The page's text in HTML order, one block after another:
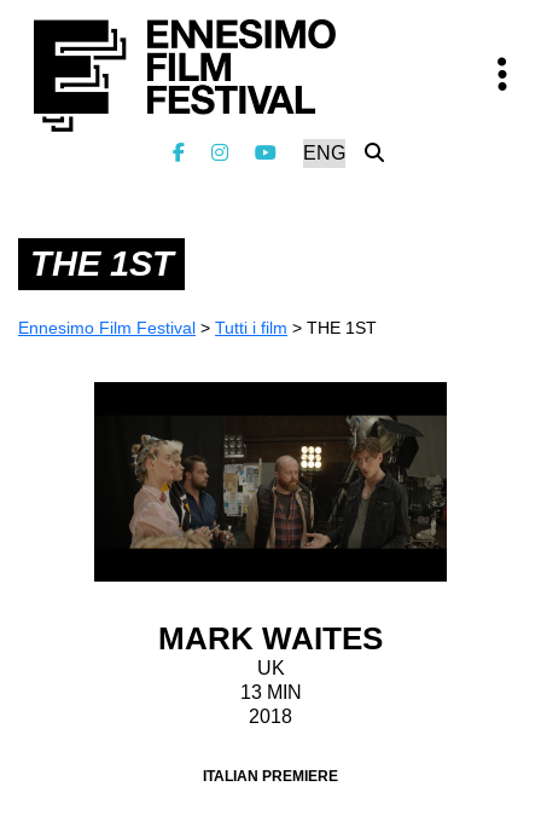
THE 1ST
Ennesimo Film Festival > Tutti i film > THE 1ST
MARK WAITES
UK
13 MIN
2018
ITALIAN PREMIERE